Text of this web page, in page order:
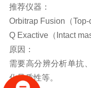
推荐仪器：
Orbitrap Fusion（Top-
Q Exactive（Intact
原因：
需要高分辨分析单抗
化异质性等。